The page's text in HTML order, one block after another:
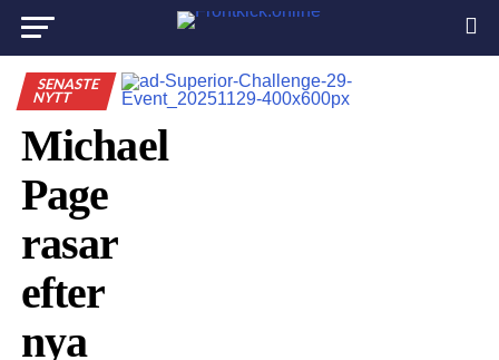
SENASTE
NYTT
Michael
Page
rasar
efter
nya